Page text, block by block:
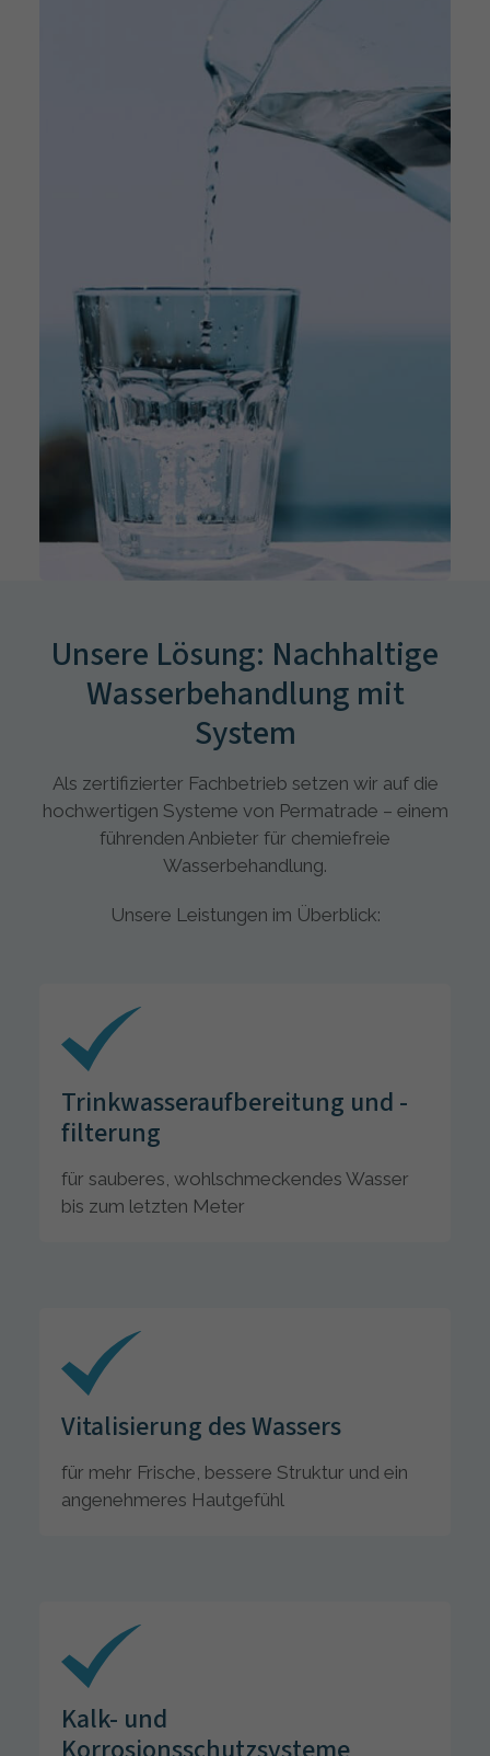
Unsere Lösung: Nachhaltige
Wasserbehandlung mit
System
Als zertifizierter Fachbetrieb setzen wir auf die
hochwertigen Systeme von Permatrade – einem
führenden Anbieter für chemiefreie
Wasserbehandlung.
Unsere Leistungen im Überblick:
Trinkwasseraufbereitung und -
filterung
für sauberes, wohlschmeckendes Wasser
bis zum letzten Meter
Vitalisierung des Wassers
für mehr Frische, bessere Struktur und ein
angenehmeres Hautgefühl
Kalk- und